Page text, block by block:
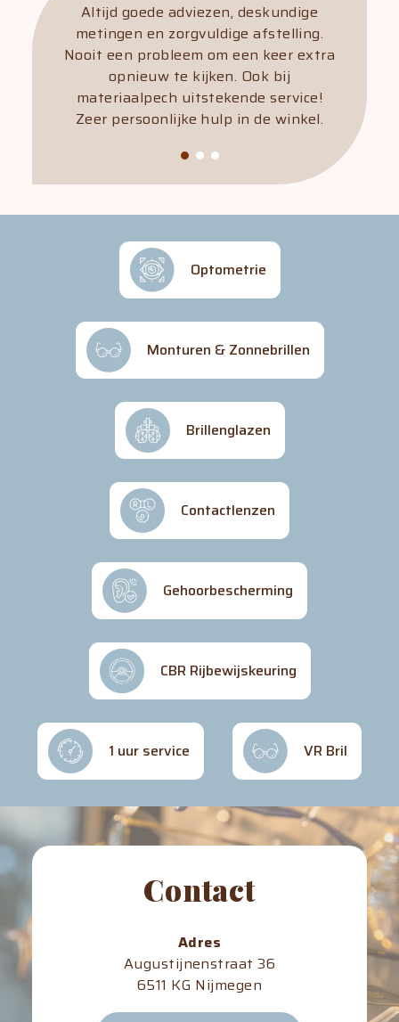
Altijd goede adviezen, deskundige
metingen en zorgvuldige afstelling.
Nooit een probleem om een keer extra
opnieuw te kijken. Ook bij
materiaalpech uitstekende service!
Zeer persoonlijke hulp in de winkel.
Optometrie
Monturen & Zonnebrillen
Brillenglazen
Contactlenzen
Gehoorbescherming
CBR Rijbewijskeuring
1 uur service VR Bril
Contact
Adres
Augustijnenstraat 36
6511 KG Nijmegen